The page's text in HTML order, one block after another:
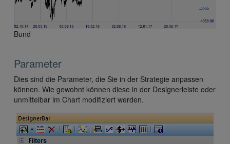
Bund
Parameter
Dies sind die Parameter, die Sie in der Strategie anpassen
können. Wie gewohnt können diese in der Designerleiste oder
unmittelbar im Chart modifiziert werden.